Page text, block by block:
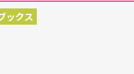
ックス